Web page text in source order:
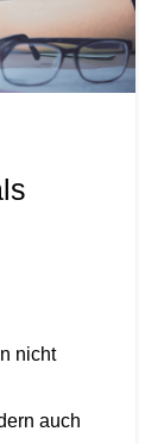
nicht
auch